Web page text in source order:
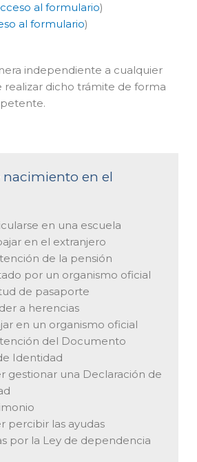
al formulario)
al formulario)
independiente a cualquier
realizar dicho trámite de forma
nacimiento en el
en una escuela
en el extranjero
de la pensión
por un organismo oficial
de pasaporte
a herencias
en un organismo oficial
del Documento
Identidad
gestionar una Declaración de
percibir las ayudas
por la Ley de dependencia